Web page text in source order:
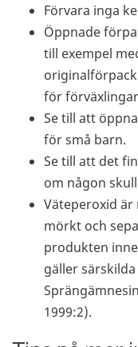
Förvara inga
Öppnade
till exempel
för
Se till att
för små barn.
Se till att det
om någon
Väteperoxid
mörkt och
produkten
gäller
1999:2).